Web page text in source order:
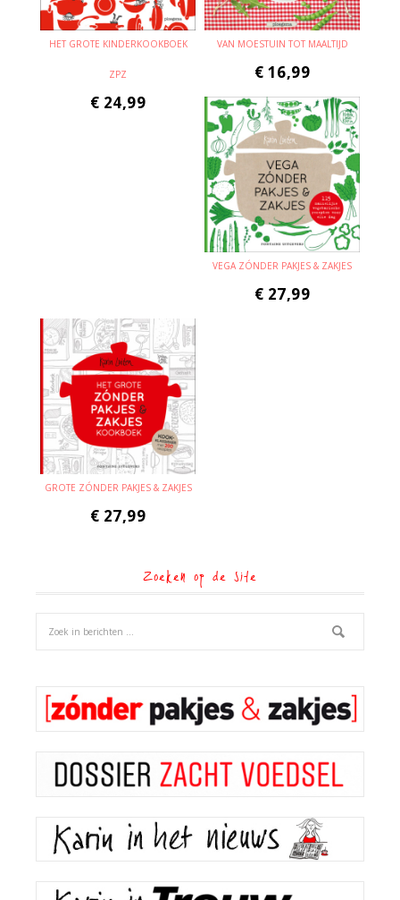
HET GROTE KINDERKOOKBOEK
ZPZ
€ 24,99
VAN MOESTUIN TOT MAALTIJD
€ 16,99
VEGA ZÓNDER PAKJES & ZAKJES
€ 27,99
GROTE ZÓNDER PAKJES & ZAKJES
€ 27,99
Zoeken op de site